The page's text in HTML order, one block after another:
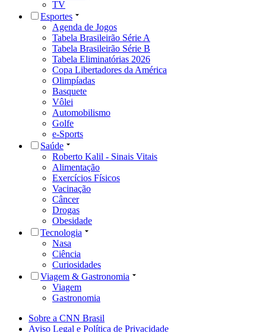
TV
Esportes
Agenda de Jogos
Tabela Brasileirão Série A
Tabela Brasileirão Série B
Tabela Eliminatórias 2026
Copa Libertadores da América
Olimpíadas
Basquete
Vôlei
Automobilismo
Golfe
e-Sports
Saúde
Roberto Kalil - Sinais Vitais
Alimentação
Exercícios Físicos
Vacinação
Câncer
Drogas
Obesidade
Tecnologia
Nasa
Ciência
Curiosidades
Viagem & Gastronomia
Viagem
Gastronomia
Sobre a CNN Brasil
Aviso Legal e Política de Privacidade